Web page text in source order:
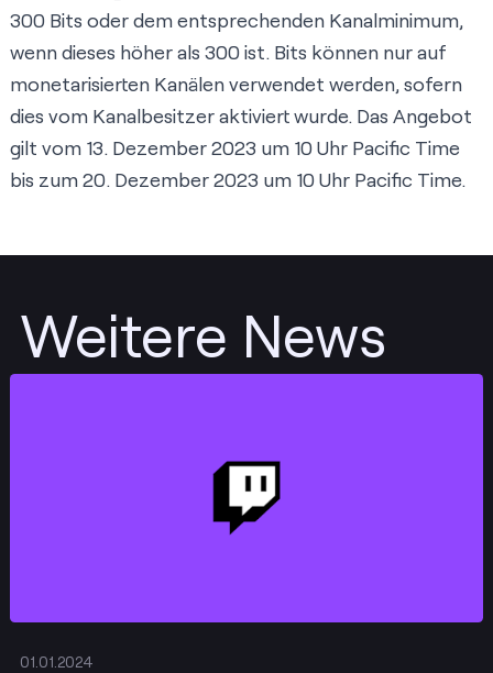
300 Bits oder dem entsprechenden Kanalminimum,
wenn dieses höher als 300 ist. Bits können nur auf
monetarisierten Kanälen verwendet werden, sofern
dies vom Kanalbesitzer aktiviert wurde. Das Angebot
gilt vom 13. Dezember 2023 um 10 Uhr Pacific Time
bis zum 20. Dezember 2023 um 10 Uhr Pacific Time.
Weitere News
01.01.2024